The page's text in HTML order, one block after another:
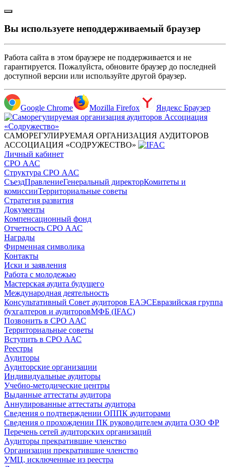
Вы используете неподдерживаемый браузер
Работа сайта в этом браузере не поддерживается и не
гарантируется. Пожалуйста, обновите браузер до последней
доступной версии или используйте другой браузер.
Google Chrome Mozilla Firefox Яндекс Браузер
САМОРЕГУЛИРУЕМАЯ ОРГАНИЗАЦИЯ АУДИТОРОВ
АССОЦИАЦИЯ «СОДРУЖЕСТВО»
Личный кабинет
СРО ААС
Структура СРО ААС
СъездПравлениеГенеральный директорКомитеты и
комиссииТерриториальные советы
Стратегия развития
Документы
Компенсационный фонд
Отчетность СРО ААС
Награды
Фирменная символика
Контакты
Иски и заявления
Работа с молодежью
Мастерская аудита будущего
Международная деятельность
Консультативный Совет аудиторов ЕАЭСЕвразийская группа
бухгалтеров и аудиторовМФБ (IFAC)
Позвонить в СРО ААС
Территориальные советы
Вступить в СРО ААС
Реестры
Аудиторы
Аудиторские организации
Индивидуальные аудиторы
Учебно-методические центры
Выданные аттестаты аудитора
Аннулированные аттестаты аудитора
Сведения о подтверждении ОППК аудиторами
Сведения о прохождении ПК руководителем аудита ОЗО ФР
Перечень сетей аудиторских организаций
Аудиторы прекратившие членство
Организации прекратившие членство
УМЦ, исключенные из реестра